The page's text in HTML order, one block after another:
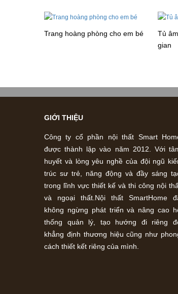
Trang hoàng phòng cho em bé
Tủ
gian
GIỚI THIỆU
Công ty cổ phần nội thất Smart
được thành lập vào năm 2012. Với
huyết và lòng yêu nghề của đội ngũ
trúc sư trẻ, năng động và đầy sáng
trong lĩnh vực thiết kế và thi công nội
và ngoại thất.Nội thất SmartHome
không ngừng phát triển và nâng cao
thống quản lý, tạo hướng đi riêng
khẳng định thương hiệu cũng như
cách thiết kết riêng của mình.